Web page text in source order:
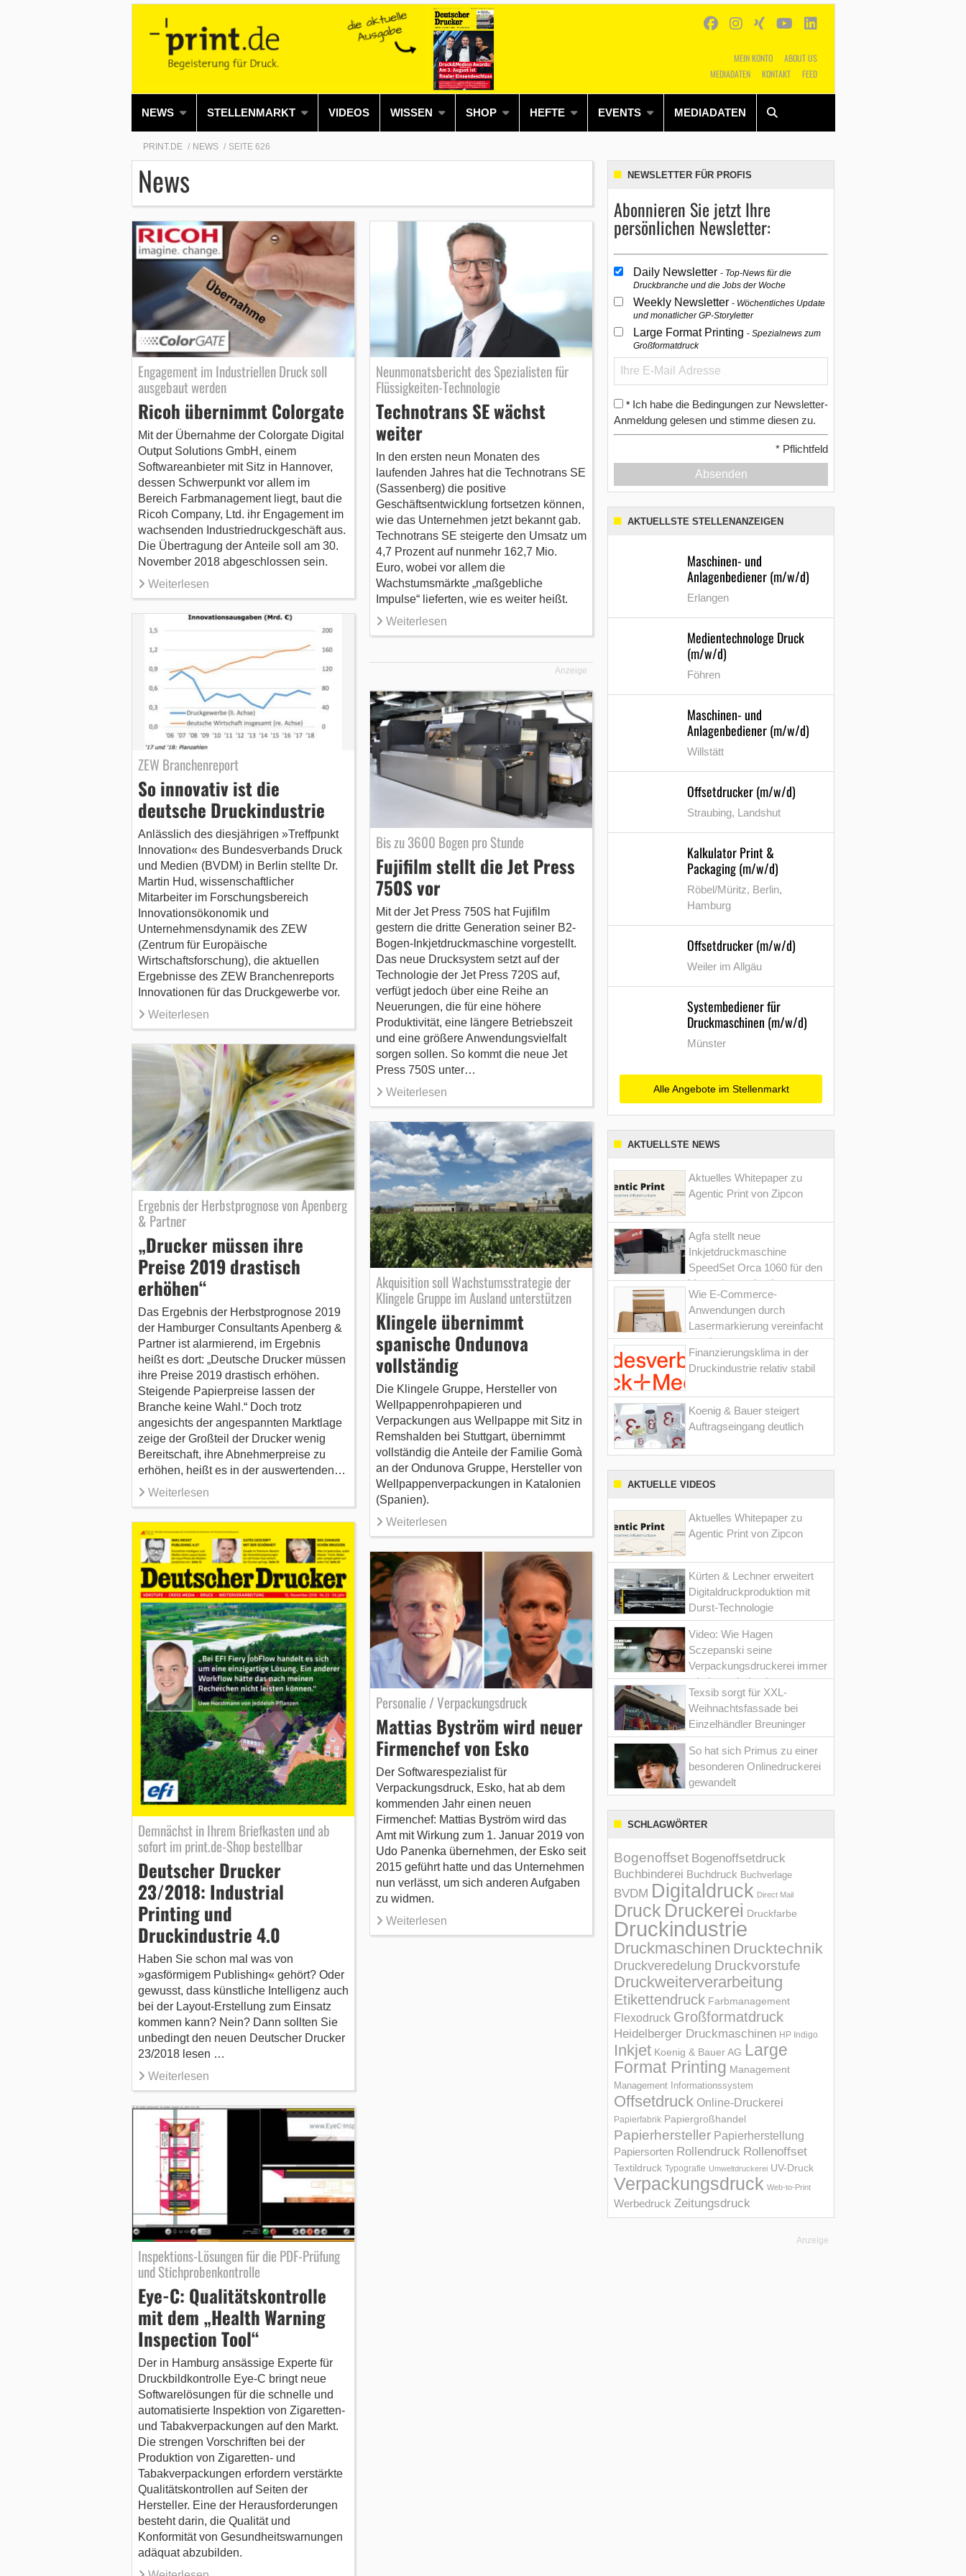
MEIN KONTO
ABOUT US
MEDIADATEN
KONTAKT FEED
NEWS STELLENMARKT VIDEOS WISSEN SHOP HEFTE EVENTS MEDIADATEN
Alles Shop SUCHEN
PRINT.DE NEWS SEITE 626
News
Engagement im Industriellen Druck soll
ausgebaut werden
Ricoh übernimmt Colorgate
Mit der Übernahme der Colorgate Digital
Output Solutions GmbH, einem
Softwareanbieter mit Sitz in Hannover,
dessen Schwerpunkt vor allem im
Bereich Farbmanagement liegt, baut die
Ricoh Company, Ltd. ihr Engagement im
wachsenden Industriedruckgeschäft aus.
Die Übertragung der Anteile soll am 30.
November 2018 abgeschlossen sein.
Weiterlesen
Neunmonatsbericht des Spezialisten für
Flüssigkeiten-Technologie
Technotrans SE wächst
weiter
In den ersten neun Monaten des
laufenden Jahres hat die Technotrans SE
(Sassenberg) die positive
Geschäftsentwicklung fortsetzen können,
wie das Unternehmen jetzt bekannt gab.
Technotrans SE steigerte den Umsatz um
4,7 Prozent auf nunmehr 162,7 Mio.
Euro, wobei vor allem die
Wachstumsmärkte „maßgebliche
Impulse“ lieferten, wie es weiter heißt.
Weiterlesen
ZEW Branchenreport
So innovativ ist die
deutsche Druckindustrie
Anlässlich des diesjährigen »Treffpunkt
Innovation« des Bundesverbands Druck
und Medien (BVDM) in Berlin stellte Dr.
Martin Hud, wissenschaftlicher
Mitarbeiter im Forschungsbereich
Innovationsökonomik und
Unternehmensdynamik des ZEW
(Zentrum für Europäische
Wirtschaftsforschung), die aktuellen
Ergebnisse des ZEW Branchenreports
Innovationen für das Druckgewerbe vor.
Weiterlesen
Anzeige
Ergebnis der Herbstprognose von Apenberg
& Partner
„Drucker müssen ihre
Preise 2019 drastisch
erhöhen“
Das Ergebnis der Herbstprognose 2019
der Hamburger Consultants Apenberg &
Partner ist alarmierend, im Ergebnis
heißt es dort: „Deutsche Drucker müssen
ihre Preise 2019 drastisch erhöhen.
Steigende Papierpreise lassen der
Branche keine Wahl.“ Doch trotz
angesichts der angespannten Marktlage
zeige der Großteil der Drucker wenig
Bereitschaft, ihre Abnehmerpreise zu
erhöhen, heißt es in der auswertenden…
Weiterlesen
Bis zu 3600 Bogen pro Stunde
Fujifilm stellt die Jet Press
750S vor
Mit der Jet Press 750S hat Fujifilm
gestern die dritte Generation seiner B2-
Bogen-Inkjetdruckmaschine vorgestellt.
Das neue Drucksystem setzt auf der
Technologie der Jet Press 720S auf,
verfügt jedoch über eine Reihe an
Neuerungen, die für eine höhere
Produktivität, eine längere Betriebszeit
und eine größere Anwendungsvielfalt
sorgen sollen. So kommt die neue Jet
Press 750S unter…
Weiterlesen
Demnächst in Ihrem Briefkasten und ab
sofort im print.de-Shop bestellbar
Deutscher Drucker
23/2018: Industrial
Printing und
Druckindustrie 4.0
Haben Sie schon mal was von
»gasförmigem Publishing« gehört? Oder
gewusst, dass künstliche Intelligenz auch
bei der Layout-Erstellung zum Einsatz
kommen kann? Nein? Dann sollten Sie
unbedingt den neuen Deutscher Drucker
23/2018 lesen …
Weiterlesen
Akquisition soll Wachstumsstrategie der
Klingele Gruppe im Ausland unterstützen
Klingele übernimmt
spanische Ondunova
vollständig
Die Klingele Gruppe, Hersteller von
Wellpappenrohpapieren und
Verpackungen aus Wellpappe mit Sitz in
Remshalden bei Stuttgart, übernimmt
vollständig die Anteile der Familie Gomà
an der Ondunova Gruppe, Hersteller von
Wellpappenverpackungen in Katalonien
(Spanien).
Weiterlesen
Inspektions-Lösungen für die PDF-Prüfung
und Stichprobenkontrolle
Eye-C: Qualitätskontrolle
mit dem „Health Warning
Inspection Tool“
Der in Hamburg ansässige Experte für
Druckbildkontrolle Eye-C bringt neue
Softwarelösungen für die schnelle und
automatisierte Inspektion von Zigaretten-
und Tabakverpackungen auf den Markt.
Die strengen Vorschriften bei der
Produktion von Zigaretten- und
Tabakverpackungen erfordern verstärkte
Qualitätskontrollen auf Seiten der
Hersteller. Eine der Herausforderungen
besteht darin, die Qualität und
Konformität von Gesundheitswarnungen
adäquat abzubilden.
Personalie / Verpackungsdruck
Mattias Byström wird neuer
Firmenchef von Esko
Der Softwarespezialist für
Verpackungsdruck, Esko, hat ab dem
kommenden Jahr einen neuen
Firmenchef: Mattias Byström wird das
Amt mit Wirkung zum 1. Januar 2019 von
Udo Panenka übernehmen, der Esko seit
2015 geführt hatte und das Unternehmen
nun verlässt, um sich anderen Aufgaben
zu widmen.
Weiterlesen
NEWSLETTER FÜR PROFIS
Abonnieren Sie jetzt Ihre
persönlichen Newsletter:
Daily Newsletter Top-News für die
Druckbranche und die Jobs der Woche
Weekly Newsletter Wöchentliches Update
und monatlicher GP-Storyletter
Large Format Printing Spezialnews zum
Großformatdruck
* Ich habe die Bedingungen zur Newsletter-
Anmeldung gelesen und stimme diesen zu.
* Pflichtfeld
Absenden
AKTUELLSTE STELLENANZEIGEN
Maschinen- und
Anlagenbediener (m/w/d)
Erlangen
Medientechnologe Druck
(m/w/d)
Föhren
Maschinen- und
Anlagenbediener (m/w/d)
Willstätt
Offsetdrucker (m/w/d)
Straubing, Landshut
Kalkulator Print &
Packaging (m/w/d)
Röbel/Müritz, Berlin,
Hamburg
Offsetdrucker (m/w/d)
Weiler im Allgäu
Systembediener für
Druckmaschinen (m/w/d)
Münster
Alle Angebote im Stellenmarkt
AKTUELLSTE NEWS
Aktuelles Whitepaper zu
Agentic Print von Zipcon
Agfa stellt neue
Inkjetdruckmaschine
SpeedSet Orca 1060 für den
Verpackungsdruck vor
Wie E-Commerce-
Anwendungen durch
Lasermarkierung vereinfacht
werden
Finanzierungsklima in der
Druckindustrie relativ stabil
Koenig & Bauer steigert
Auftragseingang deutlich
AKTUELLE VIDEOS
Aktuelles Whitepaper zu
Agentic Print von Zipcon
Kürten & Lechner erweitert
Digitaldruckproduktion mit
Durst-Technologie
Video: Wie Hagen
Sczepanski seine
Verpackungsdruckerei immer
wieder optimiert hat
Texsib sorgt für XXL-
Weihnachtsfassade bei
Einzelhändler Breuninger
So hat sich Primus zu einer
besonderen Onlinedruckerei
gewandelt
SCHLAGWÖRTER
Bogenoffset Bogenoffsetdruck
Buchbinderei Buchdruck Buchverlage
BVDM Digitaldruck Direct Mail
Druck Druckerei Druckfarbe
Druckindustrie
Druckmaschinen Drucktechnik
Druckveredelung Druckvorstufe
Druckweiterverarbeitung
Etikettendruck Farbmanagement
Flexodruck Großformatdruck
Heidelberger Druckmaschinen HP Indigo
Inkjet Koenig & Bauer AG Large
Format Printing Management
Management Informations­system
Offsetdruck Online-Druckerei
Papierfabrik Papiergroßhandel
Papierhersteller Papierherstellung
Papiersorten Rollendruck Rollenoffset
Textildruck Typografie Umweltdruckerei UV-Druck
Verpackungsdruck Web-to-Print
Werbedruck Zeitungsdruck
Anzeige